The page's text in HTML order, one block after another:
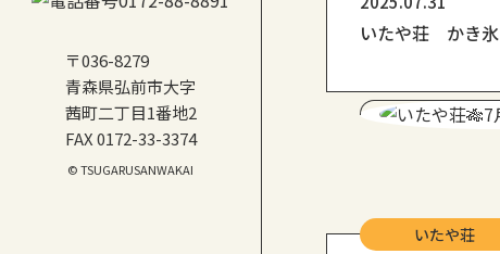
〒036-8279
青森県弘前市大字
茜町二丁目1番地2
FAX 0172-33-3374
© TSUGARUSANWAKAI
いたや荘 かき氷
いたや荘